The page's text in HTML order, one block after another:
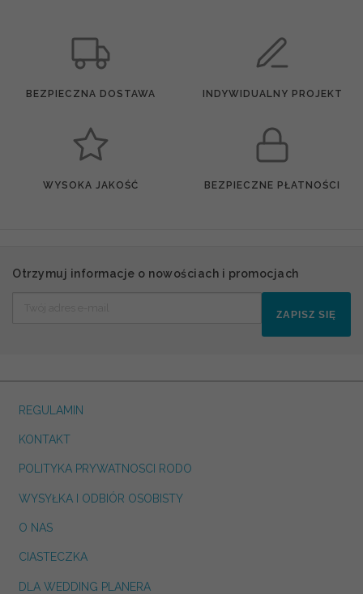
BEZPIECZNA DOSTAWA INDYWIDUALNY PROJEKT
WYSOKA JAKOŚĆ BEZPIECZNE PŁATNOŚCI
Otrzymuj informacje o nowościach i promocjach
ZAPISZ SIĘ
REGULAMIN
KONTAKT
POLITYKA PRYWATNOSCI RODO
WYSYŁKA I ODBIÓR OSOBISTY
O NAS
CIASTECZKA
DLA WEDDING PLANERA